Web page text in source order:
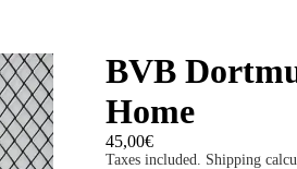
BVB
Home
45,00€
Taxes included. Shipping